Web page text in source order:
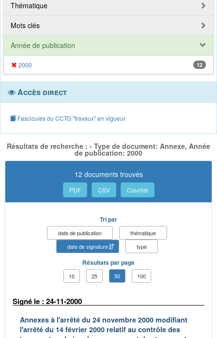
Thématique
Mots clés
Année de publication
2000 12
Accès direct
Fascicules du CCTG "travaux" en vigueur
Résultats de recherche : - Type de document: Annexe, Année
de publication: 2000
12 documents trouvés
PDF CSV Courriel
Tri par
date de publication
thématique
date de signature
type
Résultats par page
10 25 50 100
Signé le : 24-11-2000
Annexes à l'arrêté du 24 novembre 2000 modifiant
l'arrêté du 14 février 2000 relatif au contrôle des